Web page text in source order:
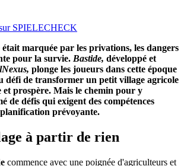
SPIELECHECK
était marquée par les privations, les dangers
pour la survie. Bastide, développé et
plonge les joueurs dans cette époque
défi de transformer un petit village agricole
prospère. Mais le chemin pour y
de défis qui exigent des compétences
prévoyante.
à partir de rien
commence avec une poignée d'agriculteurs et